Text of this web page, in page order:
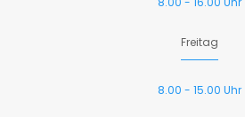
Freitag
8.00 - 15.00 Uhr